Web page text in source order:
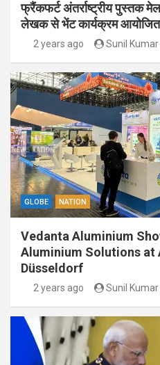
फ्रैंकफर्ट अंतर्राष्ट्रीय पुस्तक
लेखक से भेंट कार्यक्रम आयोजित
2 years ago Sunil
GLOBE NATION
Vedanta Aluminium
Aluminium Solutions at
Düsseldorf
2 years ago Sunil